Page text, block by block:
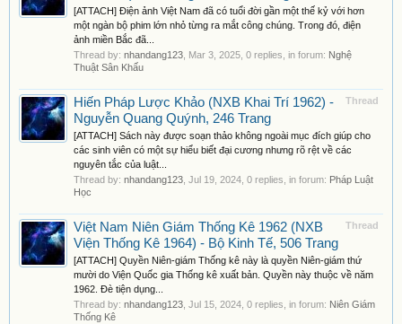
[ATTACH] Điện ảnh Việt Nam đã có tuổi đời gần một thế kỷ với hơn
một ngàn bộ phim lớn nhỏ từng ra mắt công chúng. Trong đó, điện
ảnh miền Bắc đã...
Thread by: nhandang123 Mar 3, 2025 , 0 replies, in forum: Nghệ
Thuật Sân Khấu
Thread
Hiến Pháp Lược Khảo (NXB Khai Trí 1962) -
Nguyễn Quang Quýnh, 246 Trang
[ATTACH] Sách này được soạn thảo không ngoài mục đích giúp cho
các sinh viên có một sự hiểu biết đại cương nhưng rõ rệt về các
nguyên tắc của luật...
Thread by: nhandang123 Jul 19, 2024 , 0 replies, in forum: Pháp Luật
Học
Thread
Việt Nam Niên Giám Thống Kê 1962 (NXB
Viện Thống Kê 1964) - Bộ Kinh Tế, 506 Trang
[ATTACH] Quyền Niên-giám Thống kê này là quyền Niên-giám thứ
mười do Viện Quốc gia Thống kê xuất bản. Quyền này thuộc về năm
1962. Đè tiện dụng...
Thread by: nhandang123 Jul 15, 2024 , 0 replies, in forum: Niên Giám
Thống Kê